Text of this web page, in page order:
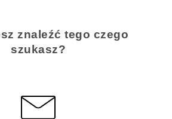
znaleźć tego czego
szukasz?